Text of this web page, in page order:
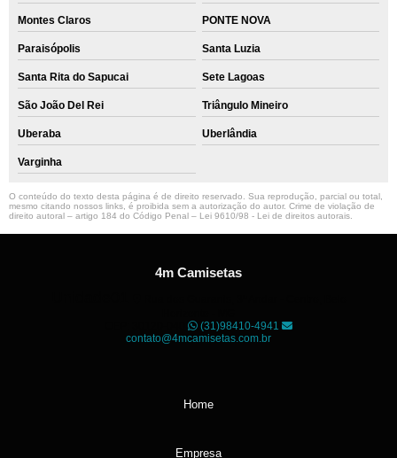
Montes Claros PONTE NOVA
Paraisópolis Santa Luzia
Santa Rita do Sapucai Sete Lagoas
São João Del Rei Triângulo Mineiro
Uberaba Uberlândia
Varginha
O conteúdo do texto desta página é de direito reservado. Sua reprodução, parcial ou total,
mesmo citando nossos links, é proibida sem a autorização do autor. Crime de violação de
direito autoral – artigo 184 do Código Penal – Lei 9610/98 - Lei de direitos autorais
4m Camisetas
(31)98410-4941
contato@4mcamisetas.com.br
Home
Empresa